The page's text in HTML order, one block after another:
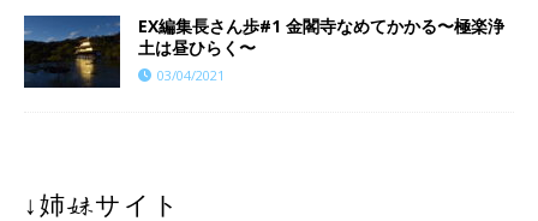
EX編集長さん歩#1 金閣寺なめてかかる〜極楽浄
土は昼ひらく〜
03/04/2021
↓姉妹サイト